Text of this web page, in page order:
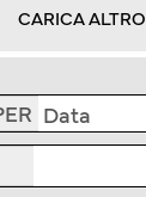
CARICA ALTRO